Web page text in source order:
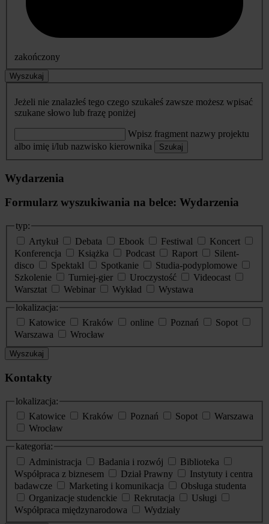
zakończony
Wyszukaj
Jeżeli nie znalazłeś tego czego szukałeś zawsze możesz wpisać
szukane słowo lub frazę poniżej
Wpisz fragment nazwy projektu
albo imię i/lub nazwisko kierownika
Szukaj
Wydarzenia
Formularz wyszukiwania na belce: Wydarzenia
typ:
Artykuł
Debata Ebook Festiwal
Koncert
Konferencja
Książka Podcast Raport
Silent-
disco
Spektakl Spotkanie
Studia-podyplomowe
Szkolenie
Turniej-gier Uroczystość
Videocast
Warsztat
Webinar Wykład
Wystawa
lokalizacja:
Katowice
Kraków online Poznań
Sopot
Warszawa
Wrocław
Wyszukaj
Kontakty
lokalizacja:
Katowice
Kraków Poznań Sopot
Warszawa
Wrocław
kategoria:
Administracja
Badania i rozwój
Biblioteka
Współpraca z biznesem
Dział Prawny
Instytuty i centra
badawcze
Marketing i komunikacja
Obsługa studenta
Organizacje studenckie
Rekrutacja
Usługi
Współpraca międzynarodowa
Wydziały